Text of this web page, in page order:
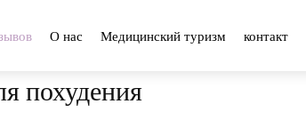
О нас Медицинский туризм контакт
похудения